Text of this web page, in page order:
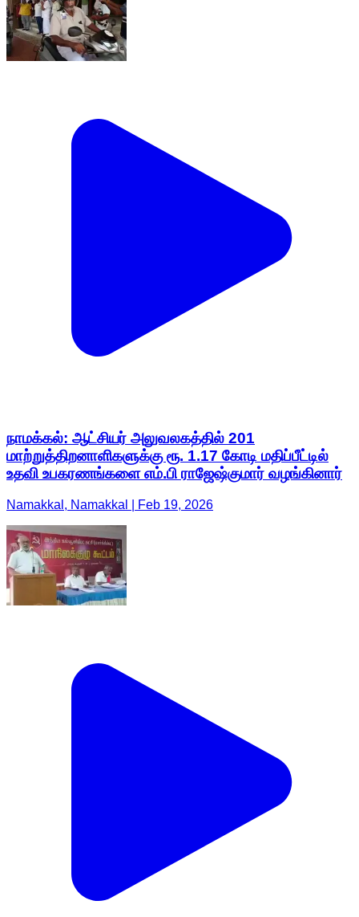
நாமக்கல்: ஆட்சியர் அலுவலகத்தில் 201
மாற்றுத்திறனாளிகளுக்கு ரூ. 1.17 கோடி மதிப்பீட்டில்
உதவி உபகரணங்களை எம்.பி ராஜேஷ்குமார் வழங்கினார்
Namakkal, Namakkal | Feb 19, 2026